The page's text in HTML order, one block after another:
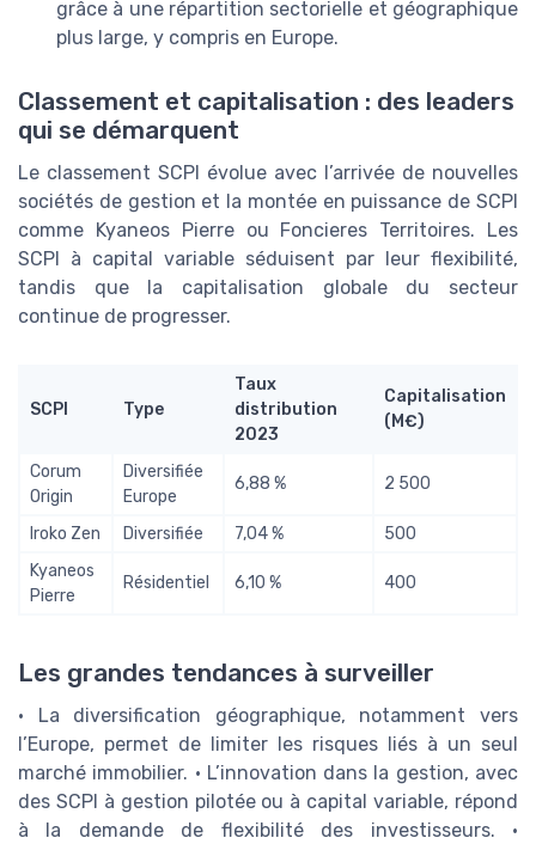
grâce à une répartition sectorielle et géographique
plus large, y compris en Europe.
Classement et capitalisation : des leaders
qui se démarquent
Le classement SCPI évolue avec l’arrivée de nouvelles
sociétés de gestion et la montée en puissance de SCPI
comme Kyaneos Pierre ou Foncieres Territoires. Les
SCPI à capital variable séduisent par leur flexibilité,
tandis que la capitalisation globale du secteur
continue de progresser.
SCPI Type
Taux
distribution
2023
Capitalisation
(M€)
Corum
Origin
Diversifiée
Europe
6,88 % 2 500
Iroko Zen Diversifiée 7,04 %
500
Kyaneos
Pierre
Résidentiel 6,10 % 400
Les grandes tendances à surveiller
• La diversification géographique, notamment vers
l’Europe, permet de limiter les risques liés à un seul
marché immobilier. • L’innovation dans la gestion, avec
des SCPI à gestion pilotée ou à capital variable, répond
à la demande de flexibilité des investisseurs. •